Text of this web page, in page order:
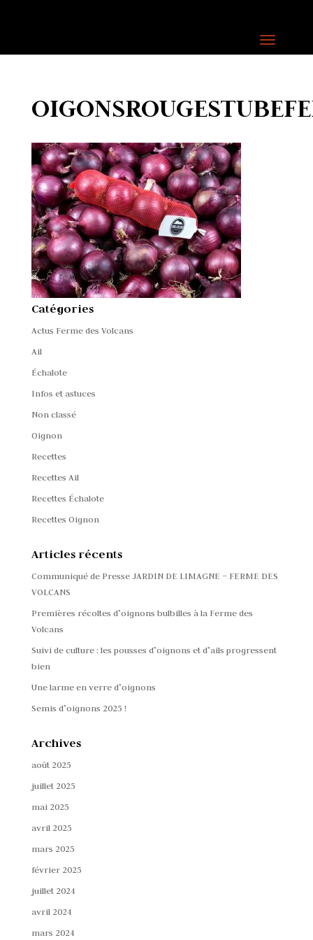
Catégories
Actus Ferme des Volcans
Ail
Échalote
Infos et astuces
Non classé
Oignon
Recettes
Recettes Ail
Recettes Échalote
Recettes Oignon
Articles récents
Communiqué de Presse JARDIN DE LIMAGNE – FERME DES
VOLCANS
Premières récoltes d’oignons bulbilles à la Ferme des
Volcans
Suivi de culture : les pousses d’oignons et d’ails progressent
bien
Une larme en verre d’oignons
Semis d’oignons 2025 !
Archives
août 2025
juillet 2025
mai 2025
avril 2025
mars 2025
février 2025
juillet 2024
avril 2024
mars 2024